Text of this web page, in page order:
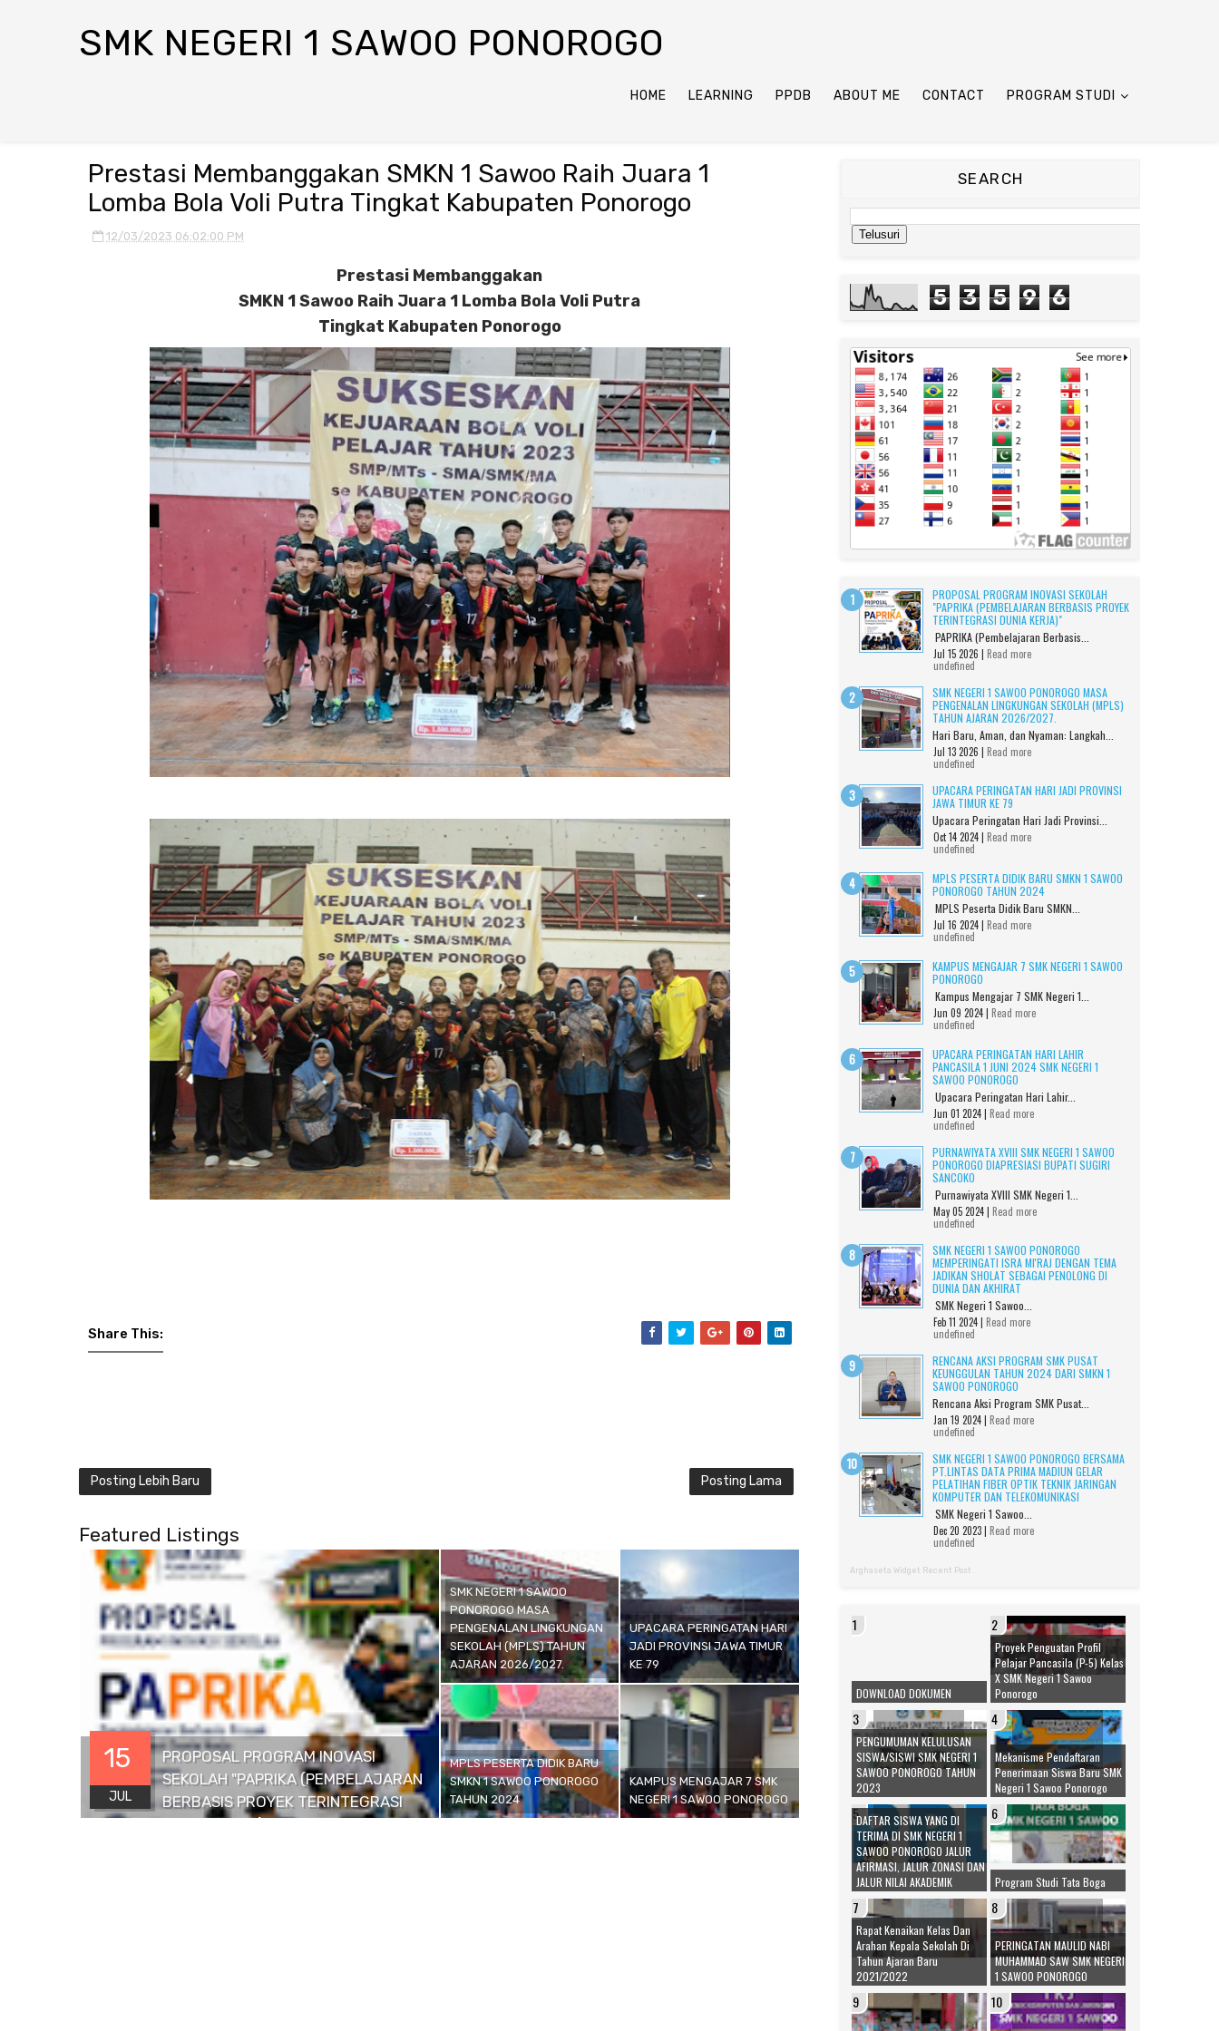
SMK NEGERI 1 SAWOO PONOROGO
HOME LEARNING PPDB ABOUT ME CONTACT PROGRAM STUDI
Prestasi Membanggakan SMKN 1 Sawoo Raih Juara 1
Lomba Bola Voli Putra Tingkat Kabupaten Ponorogo
12/03/2023 06:02:00 PM
Prestasi Membanggakan
SMKN 1 Sawoo Raih Juara 1 Lomba Bola Voli Putra
Tingkat Kabupaten Ponorogo
Share This:
Posting Lebih Baru Posting Lama
Featured Listings
PROPOSAL PROGRAM INOVASI
SEKOLAH "PAPRIKA (PEMBELAJARAN
BERBASIS PROYEK TERINTEGRASI
15
JUL
SMK NEGERI 1 SAWOO
PONOROGO MASA
PENGENALAN LINGKUNGAN
SEKOLAH (MPLS) TAHUN
AJARAN 2026/2027.
UPACARA PERINGATAN HARI
JADI PROVINSI JAWA TIMUR
KE 79
MPLS PESERTA DIDIK BARU
SMKN 1 SAWOO PONOROGO
TAHUN 2024
KAMPUS MENGAJAR 7 SMK
NEGERI 1 SAWOO PONOROGO
SEARCH
5 3 5 9 6
PROPOSAL PROGRAM INOVASI SEKOLAH
"PAPRIKA (PEMBELAJARAN BERBASIS PROYEK
TERINTEGRASI DUNIA KERJA)"
PAPRIKA (Pembelajaran Berbasis...
Jul 15 2026 | Read more
undefined
SMK NEGERI 1 SAWOO PONOROGO MASA
PENGENALAN LINGKUNGAN SEKOLAH (MPLS)
TAHUN AJARAN 2026/2027.
Hari Baru, Aman, dan Nyaman: Langkah...
Jul 13 2026 | Read more
undefined
UPACARA PERINGATAN HARI JADI PROVINSI
JAWA TIMUR KE 79
Upacara Peringatan Hari Jadi Provinsi...
Oct 14 2024 | Read more
undefined
MPLS PESERTA DIDIK BARU SMKN 1 SAWOO
PONOROGO TAHUN 2024
MPLS Peserta Didik Baru SMKN...
Jul 16 2024 | Read more
undefined
KAMPUS MENGAJAR 7 SMK NEGERI 1 SAWOO
PONOROGO
Kampus Mengajar 7 SMK Negeri 1...
Jun 09 2024 | Read more
undefined
UPACARA PERINGATAN HARI LAHIR
PANCASILA 1 JUNI 2024 SMK NEGERI 1
SAWOO PONOROGO
Upacara Peringatan Hari Lahir...
Jun 01 2024 | Read more
undefined
PURNAWIYATA XVIII SMK NEGERI 1 SAWOO
PONOROGO DIAPRESIASI BUPATI SUGIRI
SANCOKO
Purnawiyata XVIII SMK Negeri 1...
May 05 2024 | Read more
undefined
SMK NEGERI 1 SAWOO PONOROGO
MEMPERINGATI ISRA MI'RAJ DENGAN TEMA
JADIKAN SHOLAT SEBAGAI PENOLONG DI
DUNIA DAN AKHIRAT
SMK Negeri 1 Sawoo...
Feb 11 2024 | Read more
undefined
RENCANA AKSI PROGRAM SMK PUSAT
KEUNGGULAN TAHUN 2024 DARI SMKN 1
SAWOO PONOROGO
Rencana Aksi Program SMK Pusat...
Jan 19 2024 | Read more
undefined
SMK NEGERI 1 SAWOO PONOROGO BERSAMA
PT.LINTAS DATA PRIMA MADIUN GELAR
PELATIHAN FIBER OPTIK TEKNIK JARINGAN
KOMPUTER DAN TELEKOMUNIKASI
SMK Negeri 1 Sawoo...
Dec 20 2023 | Read more
undefined
Arghaseta Widget Recent Post
DOWNLOAD DOKUMEN
Proyek Penguatan Profil
Pelajar Pancasila (P-5) Kelas
X SMK Negeri 1 Sawoo
Ponorogo
PENGUMUMAN KELULUSAN
SISWA/SISWI SMK NEGERI 1
SAWOO PONOROGO TAHUN
2023
Mekanisme Pendaftaran
Penerimaan Siswa Baru SMK
Negeri 1 Sawoo Ponorogo
DAFTAR SISWA YANG DI
TERIMA DI SMK NEGERI 1
SAWOO PONOROGO JALUR
AFIRMASI, JALUR ZONASI DAN
JALUR NILAI AKADEMIK
Program Studi Tata Boga
Rapat Kenaikan Kelas Dan
Arahan Kepala Sekolah Di
Tahun Ajaran Baru
2021/2022
PERINGATAN MAULID NABI
MUHAMMAD SAW SMK NEGERI
1 SAWOO PONOROGO